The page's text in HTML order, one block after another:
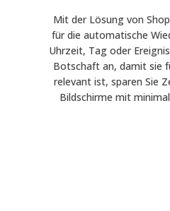
Mit der Lösung von
für die automatische
Uhrzeit, Tag oder
Botschaft an, damit sie
relevant ist, sparen Sie
Bildschirme mit